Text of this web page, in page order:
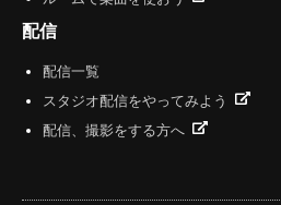
配信
配信一覧
スタジオ配信をやってみよう
配信、撮影をする方へ